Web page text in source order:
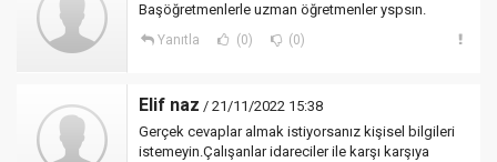
Başöğretmenlerle uzman öğretmenler yspsın.
Yanıtla (0) (0)
Elif naz / 21/11/2022 15:38
Gerçek cevaplar almak istiyorsanız kişisel bilgileri
istemeyin.Çalışanlar idareciler ile karşı karşıya